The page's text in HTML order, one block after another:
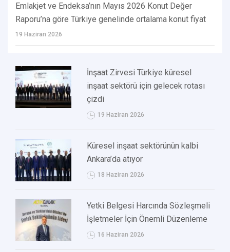
Emlakjet ve Endeksa’nın Mayıs 2026 Konut Değer
Raporu’na göre Türkiye genelinde ortalama konut fiyat
19 Haziran 2026
İnşaat Zirvesi Türkiye küresel
inşaat sektörü için gelecek rotası
çizdi
19 Haziran 2026
Küresel inşaat sektörünün kalbi
Ankara’da atıyor
18 Haziran 2026
Yetki Belgesi Harcında Sözleşmeli
İşletmeler İçin Önemli Düzenleme
16 Haziran 2026